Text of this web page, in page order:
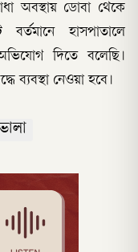
অবস্থায় ডোবা থেকে
হাসপাতালে
দিতে বলেছি।
ব্যবস্থা নেওয়া হবে।